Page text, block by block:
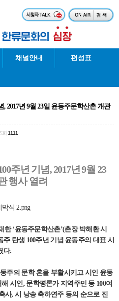
채널안내 편성표
, 2017년 9월 23일 윤동주문학산촌 개관
회 1111
기념, 2017년 9월 23
행사 열려
‘윤동주문학산촌’(촌장 박해환 시
탄생 100주년 기념 윤동주의 대표 시
다.
주의 문학 혼을 부활시키고 시인 윤동
시인, 문학평론가 지역주민 등 100여
사, 시 낭송 축하연주 등의 순으로 진